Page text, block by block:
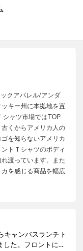
クアパレル/アンダ
キー州に本拠地を置
シャツ市場ではTOP
くからアメリカ人の
を知らないアメリカ
トＴシャツのボディ
渡っています。また
を感じる商品を幅広
キャンバスランチト
た。フロントにさ